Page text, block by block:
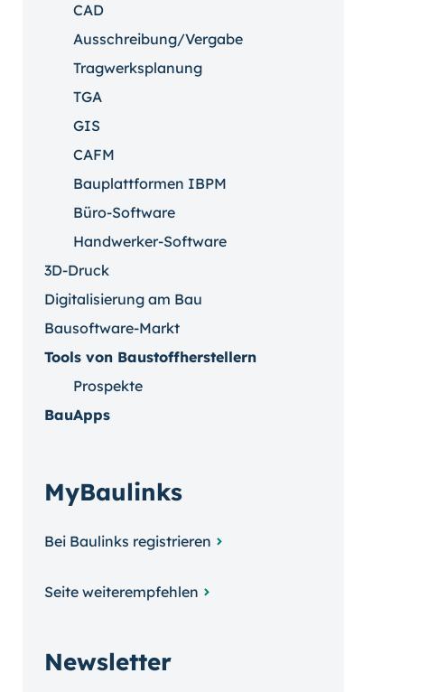
CAD
Ausschreibung/Vergabe
Tragwerksplanung
TGA
GIS
CAFM
Bauplattformen IBPM
Büro-Software
Handwerker-Software
3D-Druck
Digitalisierung am Bau
Bausoftware-Markt
Tools von Baustoffherstellern
Prospekte
BauApps
MyBaulinks
Bei Baulinks registrieren
Seite weiterempfehlen
Newsletter